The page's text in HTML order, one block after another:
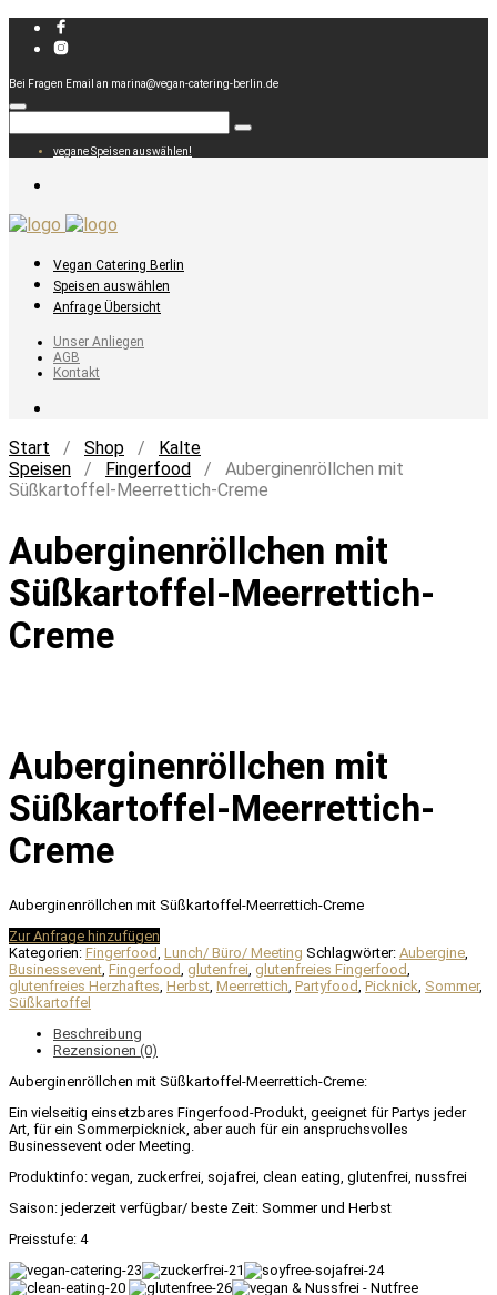
Bei Fragen Email an marina@vegan-catering-berlin.de
vegane Speisen auswählen!
Vegan Catering Berlin
Speisen auswählen
Anfrage Übersicht
Unser Anliegen
AGB
Kontakt
Start / Shop / Kalte
Speisen / Fingerfood / Auberginenröllchen mit
Süßkartoffel-Meerrettich-Creme
Auberginenröllchen mit
Süßkartoffel-Meerrettich-
Creme
Auberginenröllchen mit
Süßkartoffel-Meerrettich-
Creme
Auberginenröllchen mit Süßkartoffel-Meerrettich-Creme
Zur Anfrage hinzufügen
Kategorien: Fingerfood, Lunch/ Büro/ Meeting Schlagwörter: Aubergine,
Businessevent, Fingerfood, glutenfrei, glutenfreies Fingerfood,
glutenfreies Herzhaftes, Herbst, Meerrettich, Partyfood, Picknick, Sommer,
Süßkartoffel
Beschreibung
Rezensionen (0)
Auberginenröllchen mit Süßkartoffel-Meerrettich-Creme:
Ein vielseitig einsetzbares Fingerfood-Produkt, geeignet für Partys jeder
Art, für ein Sommerpicknick, aber auch für ein anspruchsvolles
Businessevent oder Meeting.
Produktinfo: vegan, zuckerfrei, sojafrei, clean eating, glutenfrei, nussfrei
Saison: jederzeit verfügbar/ beste Zeit: Sommer und Herbst
Preisstufe: 4